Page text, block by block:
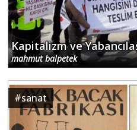
Kapitalizm ve
mahmut balpetek
#sanat